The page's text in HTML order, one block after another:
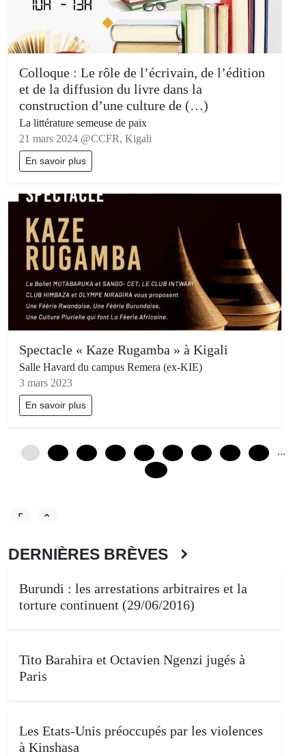
Colloque : Le rôle de l’écrivain, de l’édition
et de la diffusion du livre dans la
construction d’une culture de (…)
La littérature semeuse de paix
21 mars 2024 @CCFR, Kigali
En savoir plus
Spectacle « Kaze Rugamba » à Kigali
Salle Havard du campus Remera (ex-KIE)
3 mars 2023
En savoir plus
...
DERNIÈRES BRÈVES
Burundi : les arrestations arbitraires et la
torture continuent (29/06/2016)
Tito Barahira et Octavien Ngenzi jugés à
Paris
Les Etats-Unis préoccupés par les violences
à Kinshasa